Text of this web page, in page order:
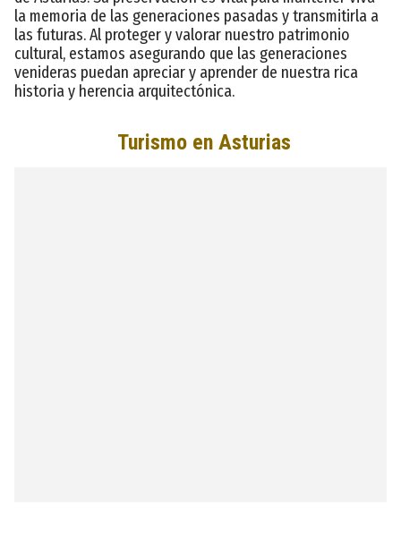
la memoria de las generaciones pasadas y transmitirla a
las futuras. Al proteger y valorar nuestro patrimonio
cultural, estamos asegurando que las generaciones
venideras puedan apreciar y aprender de nuestra rica
historia y herencia arquitectónica.